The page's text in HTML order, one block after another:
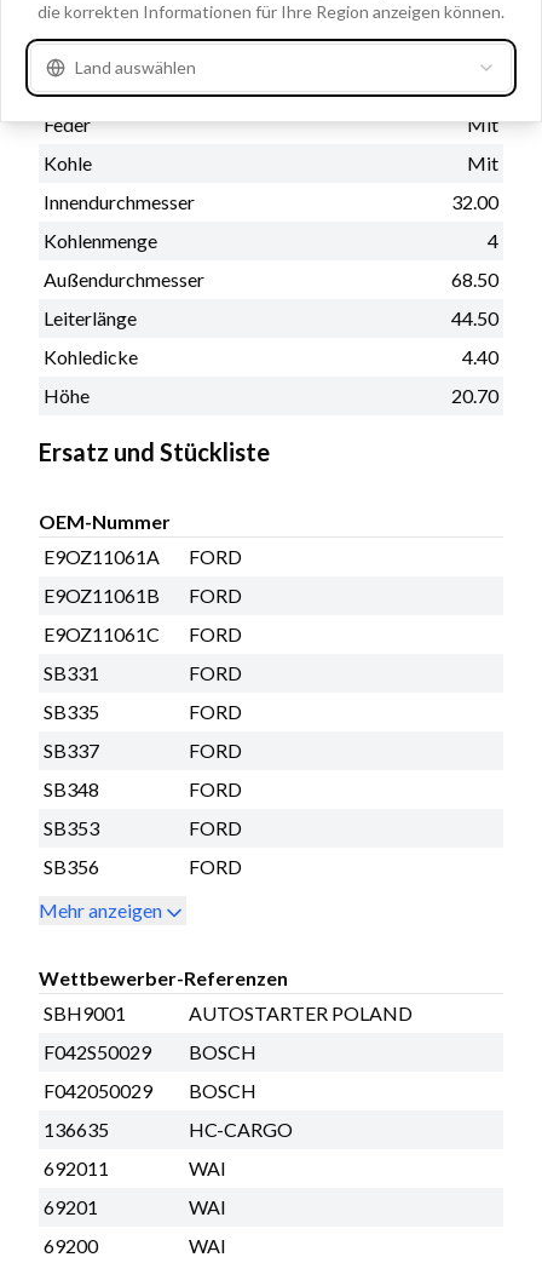
Produktinformationen
Physische Informationen
Feder
Mit
Kohle
Mit
Innendurchmesser
32.00
Kohlenmenge
4
Außendurchmesser
68.50
Leiterlänge
44.50
Kohledicke
4.40
Höhe
20.70
Ersatz und Stückliste
OEM-Nummer
E9OZ11061A
FORD
E9OZ11061B
FORD
E9OZ11061C
FORD
SB331
FORD
SB335
FORD
SB337
FORD
SB348
FORD
SB353
FORD
SB356
FORD
Mehr anzeigen
Wettbewerber-Referenzen
SBH9001
AUTOSTARTER POLAND
F042S50029
BOSCH
F042050029
BOSCH
136635
HC-CARGO
692011
WAI
69201
WAI
69200
WAI
die korrekten Informationen für Ihre Region anzeigen können.
Land auswählen